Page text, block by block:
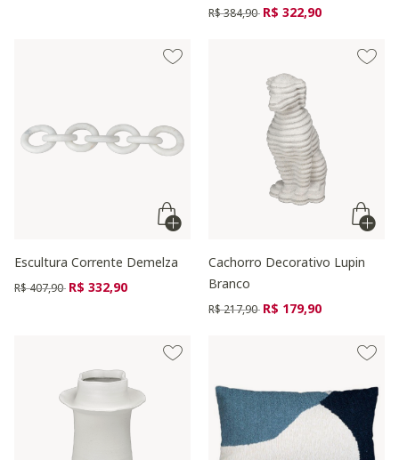
Preço reduzido de
R$ 384,90 para
R$ 322,90
Escultura Corrente Demelza
Preço reduzido de
R$ 407,90 para
R$ 332,90
Cachorro Decorativo Lupin
Branco
Preço reduzido de
R$ 217,90 para
R$ 179,90